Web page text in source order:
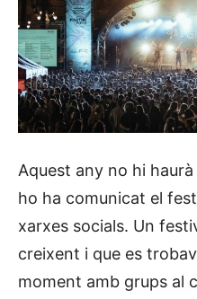
Aquest any no hi
ho ha comunicat el
xarxes socials. Un
creixent i que es
moment amb grups al